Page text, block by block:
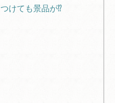
つけても景品が⁉